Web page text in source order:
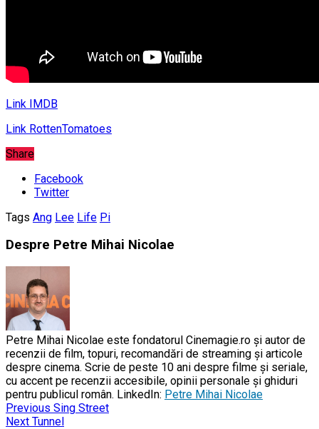
Link IMDB
Link RottenTomatoes
Share
Facebook
Twitter
Tags Ang Lee Life Pi
Despre Petre Mihai Nicolae
Petre Mihai Nicolae este fondatorul Cinemagie.ro și autor de
recenzii de film, topuri, recomandări de streaming și articole
despre cinema. Scrie de peste 10 ani despre filme și seriale,
cu accent pe recenzii accesibile, opinii personale și ghiduri
pentru publicul român. LinkedIn: Petre Mihai Nicolae
Previous Sing Street
Next Tunnel